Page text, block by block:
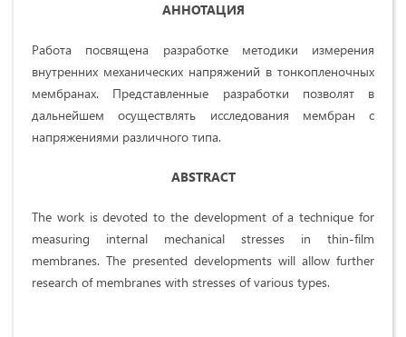
АННОТАЦИЯ
Работа посвящена разработке методики измерения
внутренних механических напряжений в тонкопленочных
мембранах. Представленные разработки позволят в
дальнейшем осуществлять исследования мембран с
напряжениями различного типа.
ABSTRACT
The work is devoted to the development of a technique for
measuring internal mechanical stresses in thin-film
membranes. The presented developments will allow further
research of membranes with stresses of various types.